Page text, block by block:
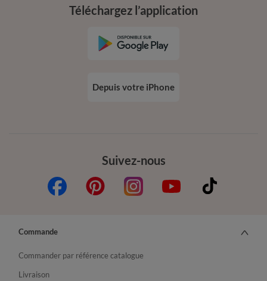
Suivez-nous
Téléchargez l’application
Depuis votre iPhone
Commande
Commander par référence catalogue
Livraison